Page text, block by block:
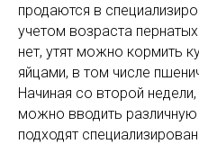
продаются в
учетом возраста
нет, утят можно кормить
яйцами, в том числе
Начиная со второй
можно вводить
подходят